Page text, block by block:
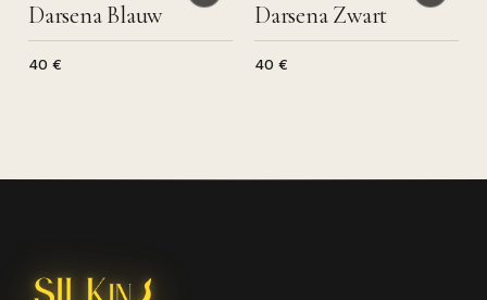
Darsena Blauw
40 €
Darsena Zwart
40 €